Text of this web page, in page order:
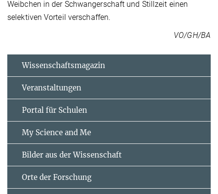
Weibchen in der Schwangerschaft und Stillzeit einen
selektiven Vorteil verschaffen.
VO/GH/BA
Wissenschaftsmagazin
Veranstaltungen
Portal für Schulen
My Science and Me
Bilder aus der Wissenschaft
Orte der Forschung